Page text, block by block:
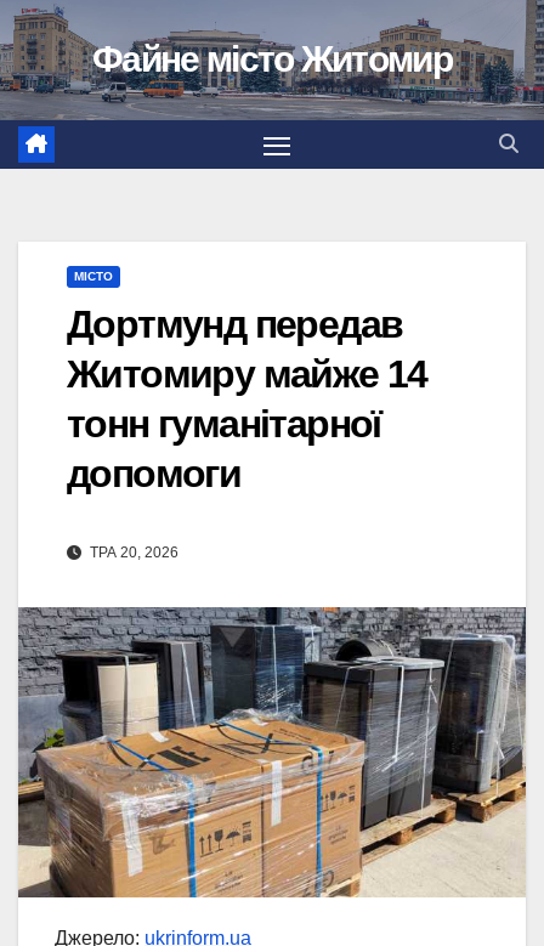
Перейти
до
вмісту
Файне місто Житомир
МІСТО
Дортмунд передав
Житомиру майже 14
тонн гуманітарної
допомоги
ТРА 20, 2026
Джерело: ukrinform.ua